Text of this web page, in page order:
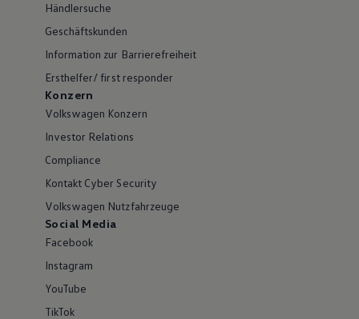
Händlersuche
Geschäftskunden
Information zur Barrierefreiheit
Ersthelfer/ first responder
Konzern
Volkswagen Konzern
Investor Relations
Compliance
Kontakt Cyber Security
Volkswagen Nutzfahrzeuge
Social Media
Facebook
Instagram
YouTube
TikTok